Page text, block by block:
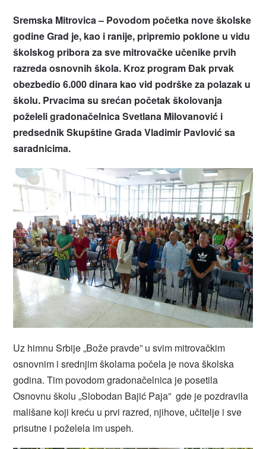
Sremska Mitrovica – Povodom početka nove školske
godine Grad je, kao i ranije, pripremio poklone u vidu
školskog pribora za sve mitrovačke učenike prvih
razreda osnovnih škola. Kroz program Đak prvak
obezbedio 6.000 dinara kao vid podrške za polazak u
školu. Prvacima su srećan početak školovanja
poželeli gradonačelnica Svetlana Milovanović i
predsednik Skupštine Grada Vladimir Pavlović sa
saradnicima.
Uz himnu Srbije „Bože pravde” u svim mitrovačkim
osnovnim i srednjim školama počela je nova školska
godina. Tim povodom gradonačelnica je posetila
Osnovnu školu „Slobodan Bajić Paja” gde je pozdravila
mališane koji kreću u prvi razred, njihove, učitelje i sve
prisutne i poželela im uspeh.